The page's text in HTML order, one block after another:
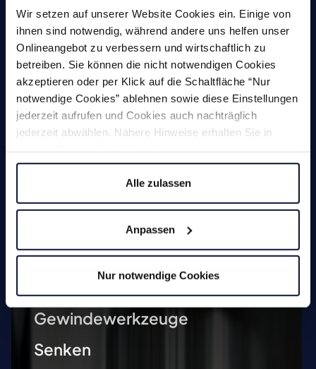
Wir setzen auf unserer Website Cookies ein. Einige von
ihnen sind notwendig, während andere uns helfen unser
Onlineangebot zu verbessern und wirtschaftlich zu
betreiben. Sie können die nicht notwendigen Cookies
akzeptieren oder per Klick auf die Schaltfläche “Nur
notwendige Cookies” ablehnen sowie diese Einstellungen
jederzeit aufrufen und Cookies auch nachträglich
jederzeit abwählen. Nähere Hinweise erhalten Sie in
Alle zulassen
Anpassen
Nur notwendige Cookies
Kantenbearbeitung)
Werkzeugschleifmaschinen
Sonderlösungen
Maschinen
Fräsen
Gewindewerkzeuge
Senken